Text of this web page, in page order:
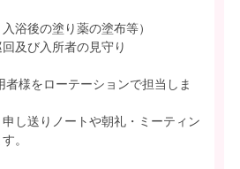
浴後の塗り薬の塗布等）
及び入所者の見守り
様をローテーションで担当しま
し送りノートや朝礼・ミーティン
。